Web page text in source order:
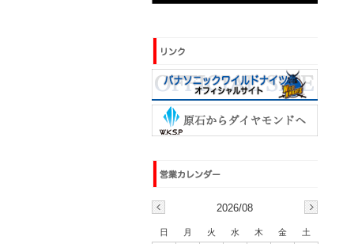
2026/08
日 月 火 水 木 金
土